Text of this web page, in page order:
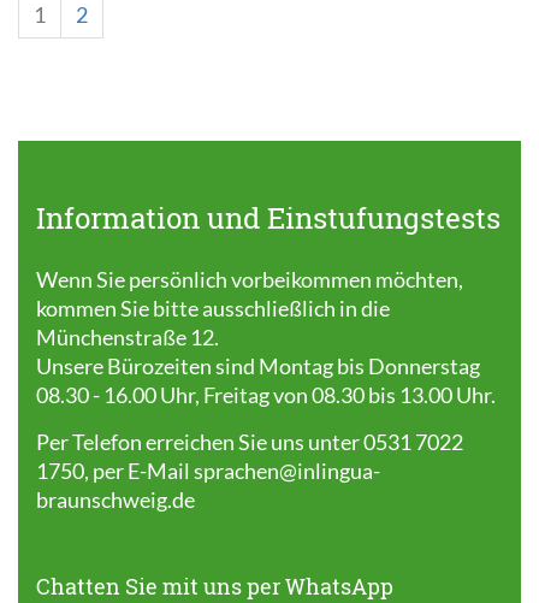
1 2
Information und Einstufungstests
Wenn Sie persönlich vorbeikommen möchten,
kommen Sie bitte ausschließlich in die
Münchenstraße 12.
Unsere Bürozeiten sind Montag bis Donnerstag
08.30 - 16.00 Uhr, Freitag von 08.30 bis 13.00 Uhr.
Per Telefon erreichen Sie uns unter 0531 7022
1750, per E-Mail sprachen@inlingua-
braunschweig.de
Chatten Sie mit uns per WhatsApp